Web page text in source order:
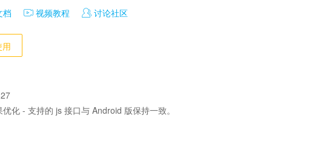
档 视频教程 讨论社区
用
优化 - 支持的 js 接口与 Android 版保持一致。